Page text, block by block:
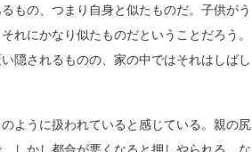
もの、つまり自身と似たものだ。子供がう
れにかなり似たものだということだろう。
隠されるものの、家の中ではそれはしばし
ように扱われていると感じている。親の尻